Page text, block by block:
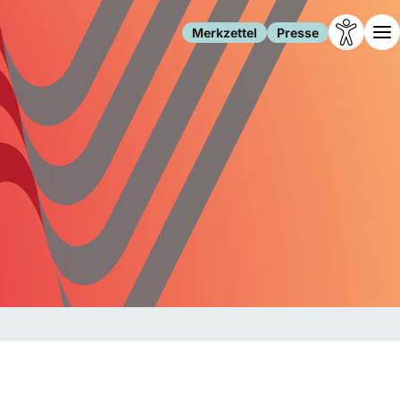
Merkzettel Presse
Leben
Familie
Freizeit
Gesundheit
Internet
Gesellschaft
Forschung
Migration
Polizei